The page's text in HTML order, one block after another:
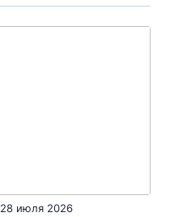
28 июля 2026